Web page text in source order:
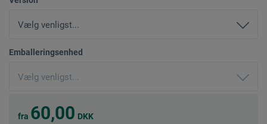
Emballeringsenhed
fra 60,00 DKK